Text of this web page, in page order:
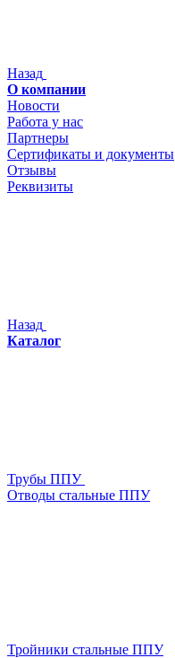
Назад
О компании
Новости
Работа у нас
Партнеры
Сертификаты и документы
Отзывы
Реквизиты
Назад
Каталог
Трубы ППУ
Отводы стальные ППУ
Тройники стальные ППУ